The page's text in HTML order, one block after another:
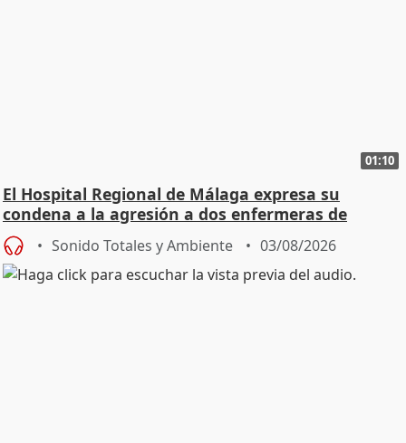
01:10
El Hospital Regional de Málaga expresa su
condena a la agresión a dos enfermeras de
Urgencias
Sonido Totales y Ambiente 03/08/2026